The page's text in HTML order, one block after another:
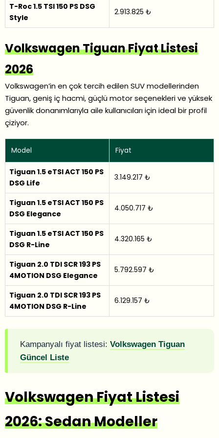
T-Roc 1.5 TSI 150 PS DSG
Style
2.913.825 ₺
Volkswagen Tiguan Fiyat Listesi
2026
Volkswagen’in en çok tercih edilen SUV modellerinden
Tiguan, geniş iç hacmi, güçlü motor seçenekleri ve yüksek
güvenlik donanımlarıyla aile kullanıcıları için ideal bir profil
çiziyor.
Model Fiyat
Tiguan 1.5 eTSI ACT 150 PS
DSG Life
3.149.217 ₺
Tiguan 1.5 eTSI ACT 150 PS
DSG Elegance
4.050.717 ₺
Tiguan 1.5 eTSI ACT 150 PS
DSG R-Line
4.320.165 ₺
Tiguan 2.0 TDI SCR 193 PS
4MOTION DSG Elegance
5.792.597 ₺
Tiguan 2.0 TDI SCR 193 PS
4MOTION DSG R-Line
6.129.157 ₺
Kampanyalı fiyat listesi: Volkswagen Tiguan
Güncel Liste
Volkswagen Fiyat Listesi
2026: Sedan Modeller